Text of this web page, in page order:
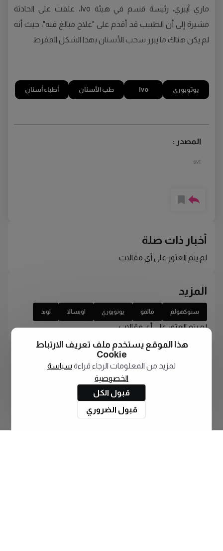
ماري آيبري، رئيسة قسم في هيئة Ivo، علقت على الحادثة
مشيرة إلى أن الطبيب قد أقدم على "علاج مبالغ فيه"، حيث أنه
لم يكن هناك ما يبرر سحب الأسنان بهذا الشكل المفرط.
يوتوبوري Ivo طب الأسنان أطباء أسنان
المصدر :
svt
أخبار ذات صلة
لم يتم العثور على أي مقالات
المزيد
ستوكهولم مالمو يوتوبوري اوبسالا لوند
لم يتم العثور على أي مقالات
هذا الموقع يستخدم ملف تعريف الارتباط
Cookie
لمزيد من المعلومات الرجاء قراءة سياسة
الخصوصية
قبول الكل
قبول الضروري